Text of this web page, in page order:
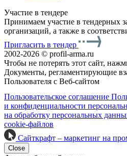
Участие в тендере
Принимаем участие в тендерных
организаций, а также в
Пригласить в тендер
2002-2026 © profil-arma.ru
Чтобы не потерять этот сайт,
Документы, регламентирующие
Пользователя с Веб-сайтом
Пользовательское соглашение
и конфиденциальности
на обработку персональных
cookie-файлов
Сайткрафт – маркетинг на
Close